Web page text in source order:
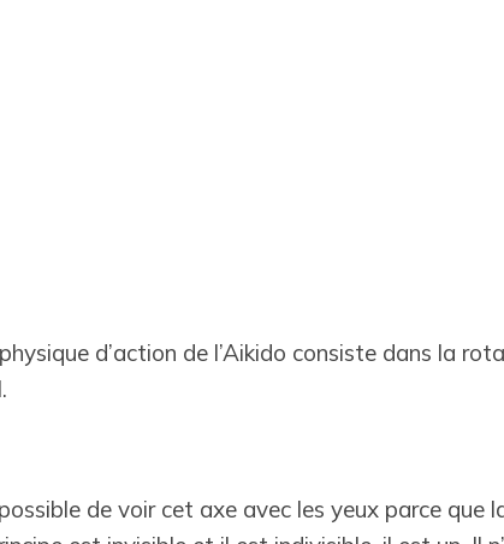
d’action de l’Aikido consiste dans la
de voir cet axe avec les yeux parce que